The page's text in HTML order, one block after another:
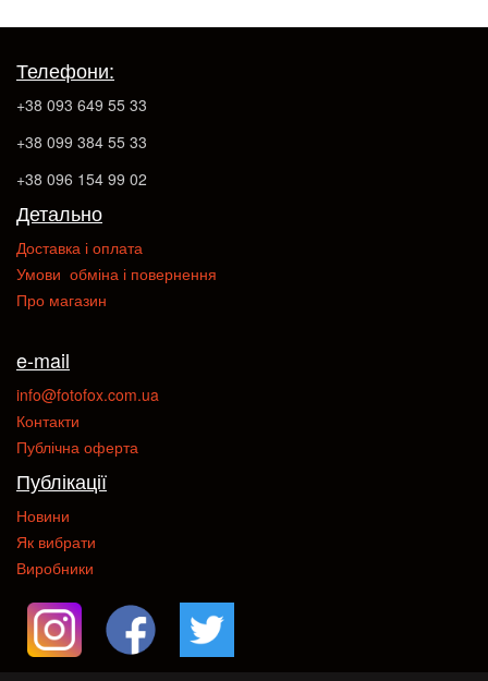
Телефони:
+38 093 649 55 33
+38 099 384 55 33
+38 096 154 99 02
Детально
Доставка і оплата
Умови обміна і повернення
Про магазин
e-mail
info@fotofox.com.ua
Контакти
Публічна оферта
Публікації
Новини
Як вибрати
Виробники